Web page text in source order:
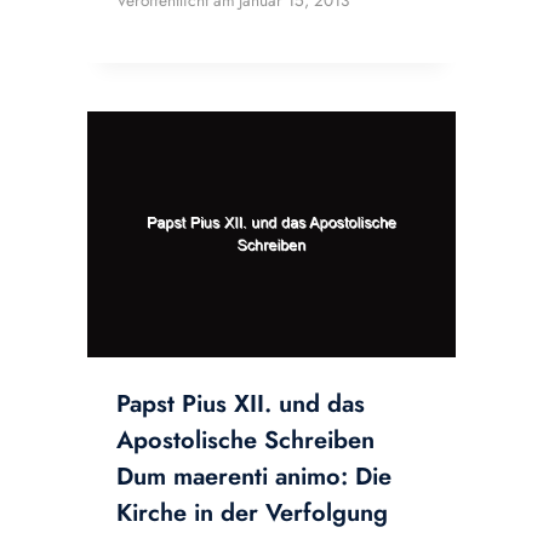
Papst Pius XII. und das
Apostolische Schreiben
Dum maerenti animo: Die
Kirche in der Verfolgung